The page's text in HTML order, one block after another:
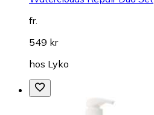
fr.
549 kr
hos Lyko